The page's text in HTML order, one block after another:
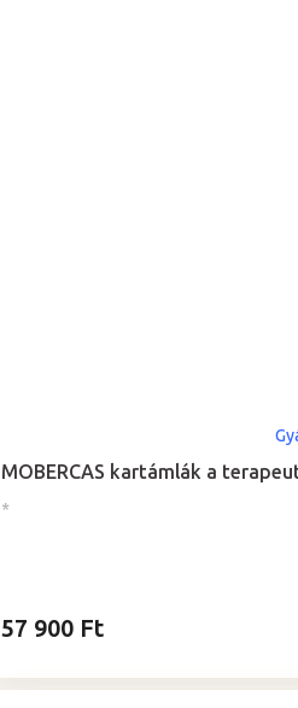
MOBERCAS kartámlák a
*
57 900 Ft